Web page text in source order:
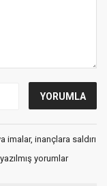
inançlara saldırı
yorumlar